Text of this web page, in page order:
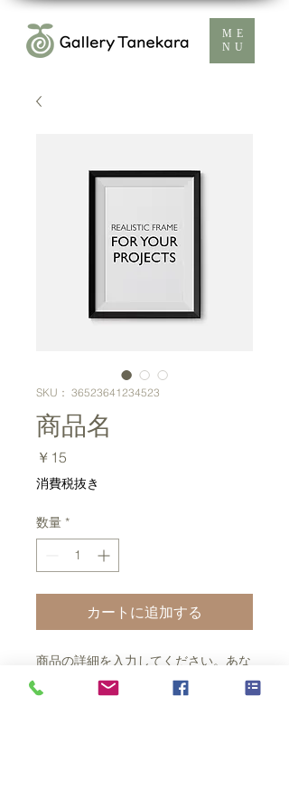
ME
NU
SKU： 36523641234523
商品名
￥15
格
消費税抜き
数量 *
カートに追加する
商品の詳細を入力してください。あな
たの商品の特徴やおすすめのポイント
をわかりやすく説明しましょう。